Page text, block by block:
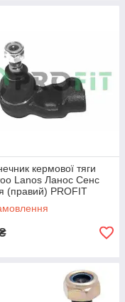
кермової тяги
Lanos Ланос Сенс
(правий) PROFIT